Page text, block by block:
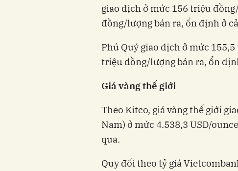
giao dịch ở mức 156 triệu
đồng/lượng bán ra, ổn định ở
Phú Quý giao dịch ở mức
triệu đồng/lượng bán ra, ổn
Giá vàng thế giới
Theo Kitco, giá vàng thế giới
Nam) ở mức 4.538,3 USD/
qua.
Quy đổi theo tỷ giá